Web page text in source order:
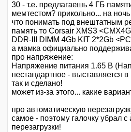
30 - т.е. предлагаешь 4 ГБ
мемтестом? прикольно... на
что понимать под внештатным
память то Corsair XMS3
DDR-III DIMM 4Gb KIT 2*2Gb
а мамка официально
про напряжение:
Напряжение питания 1.65 В
нестандартное - выставляется
так и сделано!
может из-за этого... какие
про автоматическую
самое - поэтому галочку убрал с
перезагрузки!